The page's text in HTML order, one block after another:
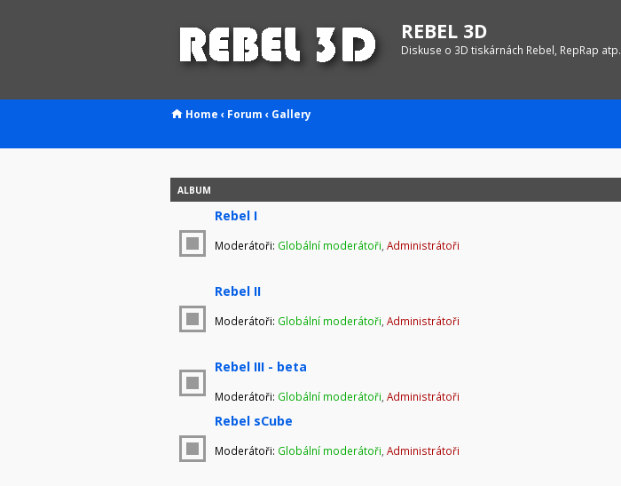
REBEL 3D
Diskuse o 3D tiskárnách Rebel, RepRap atp.
Home ‹ Forum ‹ Gallery
ALBUM
Rebel I
Moderátoři: Globální moderátoři Administrátoři
Rebel II
Moderátoři: Globální moderátoři Administrátoři
Rebel III - beta
Moderátoři: Globální moderátoři Administrátoři
Rebel sCube
Moderátoři: Globální moderátoři Administrátoři